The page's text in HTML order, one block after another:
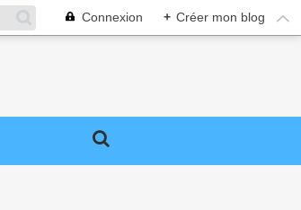
Connexion + Créer mon blog